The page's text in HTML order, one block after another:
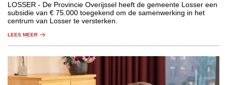
LOSSER - De Provincie Overijssel heeft de gemeente Losser een
subsidie van € 75.000 toegekend om de samenwerking in het
centrum van Losser te versterken.
LEES MEER